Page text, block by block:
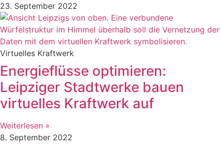
23. September 2022
Virtuelles Kraftwerk
Energieflüsse optimieren:
Leipziger Stadtwerke bauen
virtuelles Kraftwerk auf
Weiterlesen »
8. September 2022